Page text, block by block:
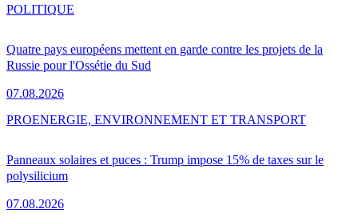
Quatre pays européens mettent en garde contre les projets de la
Russie pour l'Ossétie du Sud
07.08.2026
POLITIQUE
Panneaux solaires et puces : Trump impose 15% de taxes sur le
polysilicium
07.08.2026
PROENERGIE, ENVIRONNEMENT ET TRANSPORT